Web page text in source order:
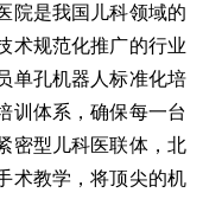
院是我国儿科领域的
术规范化推广的行业
单孔机器人标准化培
训体系，确保每一台
密型儿科医联体，北
术教学，将顶尖的机